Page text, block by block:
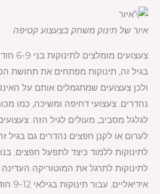
איור של תינוק משחק בצעצוע קטיפה
צעצועים מומלצים לתינוקות בני 6-9 חודשים
בגיל זה, תינוקות מפתחים את תחושת
ולכן צעצועים שמתגמלים אותם על
נהדרים. צעצועי דחיפה ומשיכה, כמו
לגלגל מסביב, מעולים לגיל הזה.
לערום או לקנן חפצים נהדרים גם בגיל
לתינוקות ללמוד כיצד לתפעל חפצים.
לתינוקות לתרגל את המוטוריקה